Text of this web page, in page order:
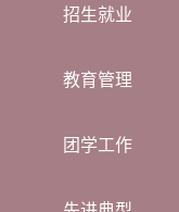
招生就业
教育管理
团学工作